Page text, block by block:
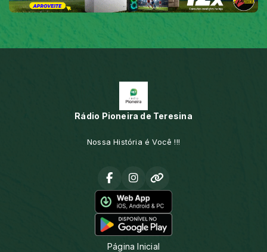
Rádio Pioneira de Teresina
Nossa História é Você !!!
Página Inicial